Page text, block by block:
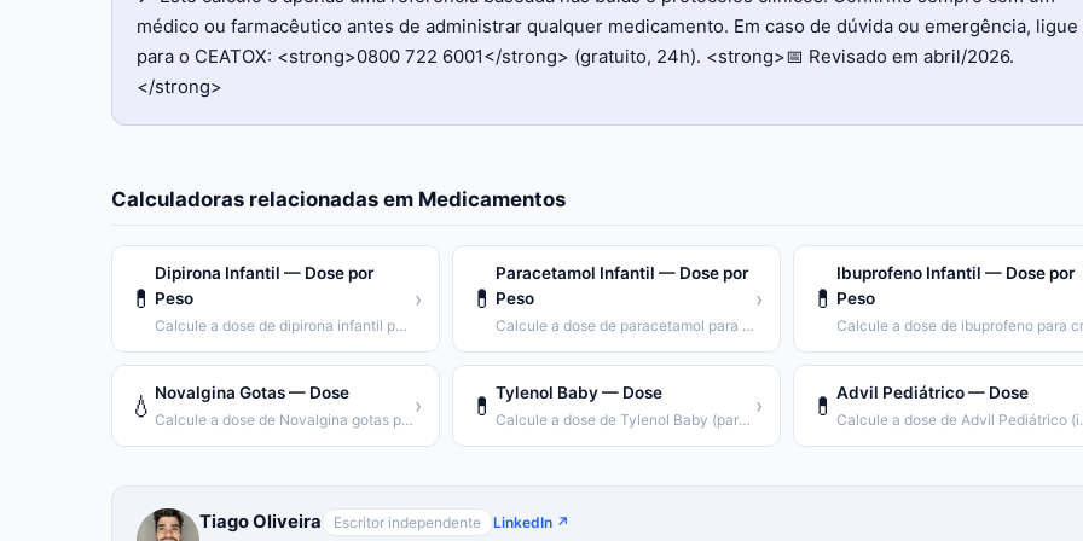
médico ou farmacêutico antes de administrar qualquer medicamento. Em caso de dúvida ou emergência, ligue
para o CEATOX: <strong>0800 722 6001</strong> (gratuito, 24h). <strong>📅 Revisado em abril/2026.
</strong>
Calculadoras relacionadas em Medicamentos
💊
Dipirona Infantil — Dose por
Peso
Calcule a dose de dipirona infantil por peso da criança.
› 💊
Paracetamol Infantil — Dose por
Peso
Calcule a dose de paracetamol para crianças por peso corporal.
› 💊
Ibuprofeno Infantil — Dose por
Peso
💧 Novalgina Gotas — Dose
Calcule a dose de Novalgina gotas por peso.
› 💊 Tylenol Baby — Dose
Calcule a dose de Tylenol Baby (paracetamol 100mg/mL).
› 💊 Advil Pediátrico — Dose
Calcule a
Tiago Oliveira Escritor independente LinkedIn ↗